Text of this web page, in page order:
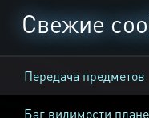
Свежие
Передача предметов
Баг видимости